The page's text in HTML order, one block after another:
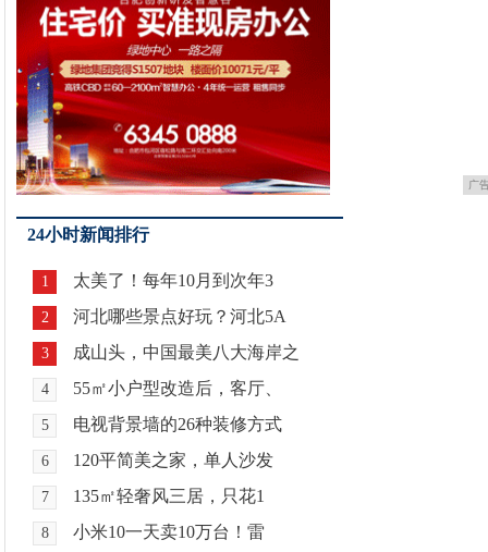
广
24小时新闻排行
1 太美了！每年10月到次年3
2 河北哪些景点好玩？河北5A
3 成山头，中国最美八大海岸之
4 55㎡小户型改造后，客厅、
5 电视背景墙的26种装修方式
6 120平简美之家，单人沙发
7 135㎡轻奢风三居，只花1
8 小米10一天卖10万台！雷